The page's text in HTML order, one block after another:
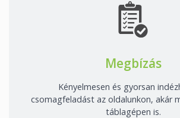
Megbízás
Kényelmesen és gyorsan
csomagfeladást az oldalunkon, akár
táblagépen is.